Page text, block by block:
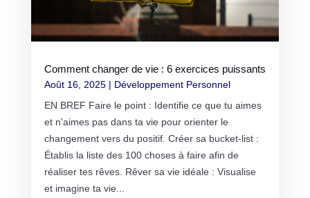
Comment changer de vie : 6 exercices puissants
Août 16, 2025| Développement Personnel
EN BREF Faire le point : Identifie ce que tu aimes
et n'aimes pas dans ta vie pour orienter le
changement vers du positif. Créer sa bucket-list :
Établis la liste des 100 choses à faire afin de
réaliser tes rêves. Rêver sa vie idéale : Visualise
et imagine ta vie...